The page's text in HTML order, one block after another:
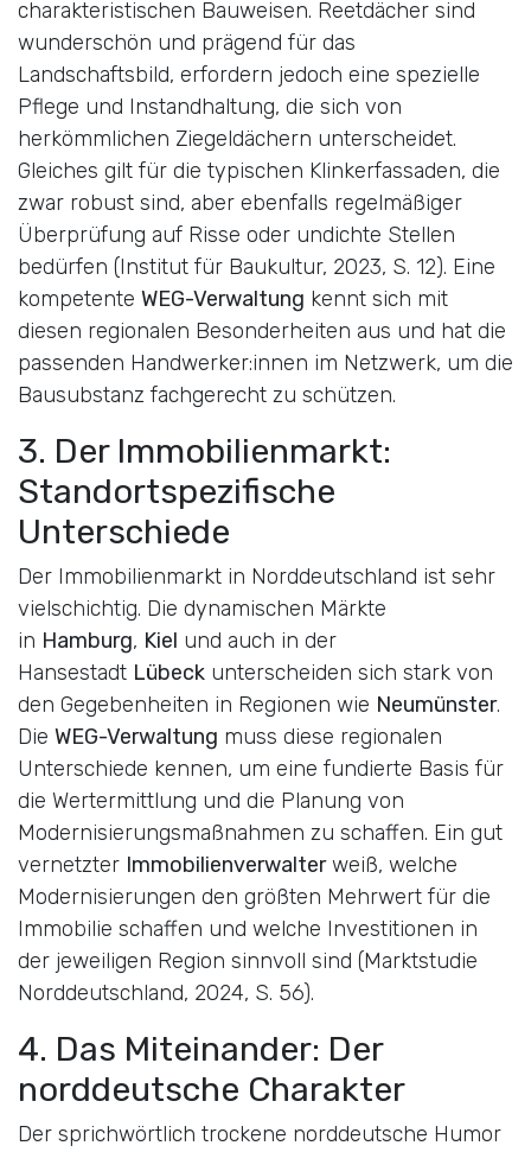
charakteristischen Bauweisen. Reetdächer sind
wunderschön und prägend für das
Landschaftsbild, erfordern jedoch eine spezielle
Pflege und Instandhaltung, die sich von
herkömmlichen Ziegeldächern unterscheidet.
Gleiches gilt für die typischen Klinkerfassaden, die
zwar robust sind, aber ebenfalls regelmäßiger
Überprüfung auf Risse oder undichte Stellen
bedürfen (Institut für Baukultur, 2023, S. 12). Eine
kompetente WEG-Verwaltung kennt sich mit
diesen regionalen Besonderheiten aus und hat die
passenden Handwerker:innen im Netzwerk, um die
Bausubstanz fachgerecht zu schützen.
3. Der Immobilienmarkt:
Standortspezifische
Unterschiede
Der Immobilienmarkt in Norddeutschland ist sehr
vielschichtig. Die dynamischen Märkte
in Hamburg, Kiel und auch in der
Hansestadt Lübeck unterscheiden sich stark von
den Gegebenheiten in Regionen wie Neumünster.
Die WEG-Verwaltung muss diese regionalen
Unterschiede kennen, um eine fundierte Basis für
die Wertermittlung und die Planung von
Modernisierungsmaßnahmen zu schaffen. Ein gut
vernetzter Immobilienverwalterweiß, welche
Modernisierungen den größten Mehrwert für die
Immobilie schaffen und welche Investitionen in
der jeweiligen Region sinnvoll sind (Marktstudie
Norddeutschland, 2024, S. 56).
4. Das Miteinander: Der
norddeutsche Charakter
Der sprichwörtlich trockene norddeutsche Humor